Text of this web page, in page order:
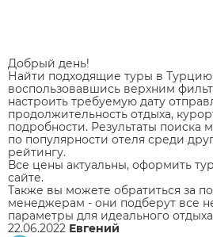
Добрый день!
Найти подходящие туры в
воспользовавшись верхним
настроить требуемую дату
продолжительность отдыха,
подробности. Результаты поиска
по популярности отеля среди
рейтингу.
Все цены актуальны, оформить
сайте.
Также вы можете обратиться за
менеджерам - они подберут все
параметры для идеального
22.06.2022 Евгений